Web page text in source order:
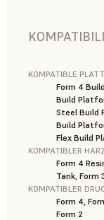
KOMPATIBLE
Form 4
Build
Steel Build
Build
Flex Build
KOMPATIBLER
Form 4
Tank, Form
KOMPATIBLER
Form 4,
Form 2